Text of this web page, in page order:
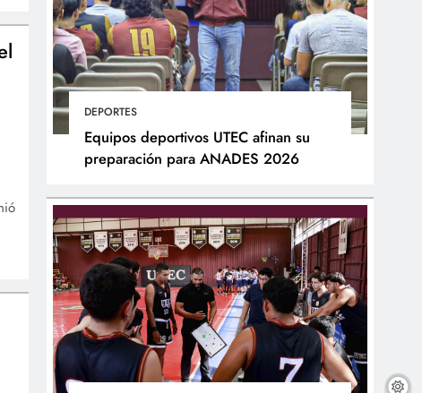
DEPORTES
Equipos deportivos UTEC afinan su
preparación para ANADES 2026